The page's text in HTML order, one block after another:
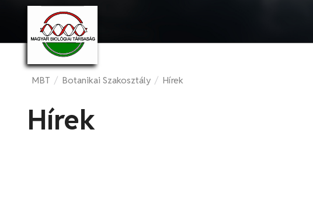
MBT / Botanikai Szakosztály / Hírek
Hírek